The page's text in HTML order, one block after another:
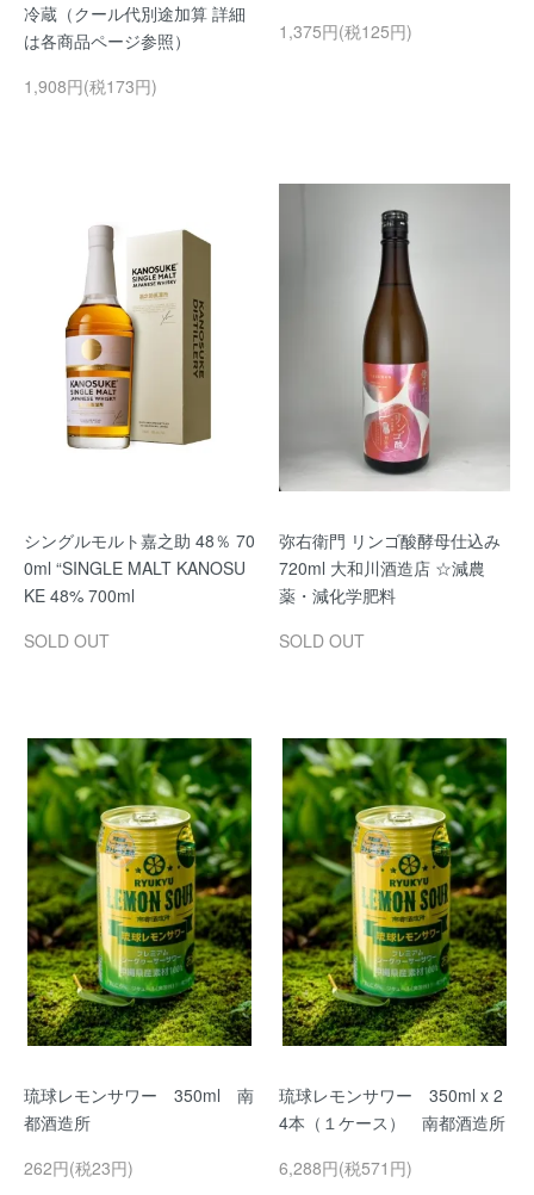
冷蔵（クール代別途加算 詳細
は各商品ページ参照）
1,908円(税173円)
1,375円(税125円)
シングルモルト嘉之助 48％ 70
0ml “SINGLE MALT KANOSU
KE 48% 700ml
SOLD OUT
弥右衛門 リンゴ酸酵母仕込み
720ml 大和川酒造店 ☆減農
薬・減化学肥料
SOLD OUT
琉球レモンサワー 350ml 南
都酒造所
262円(税23円)
琉球レモンサワー 350ml x 2
4本（１ケース） 南都酒造所
6,288円(税571円)